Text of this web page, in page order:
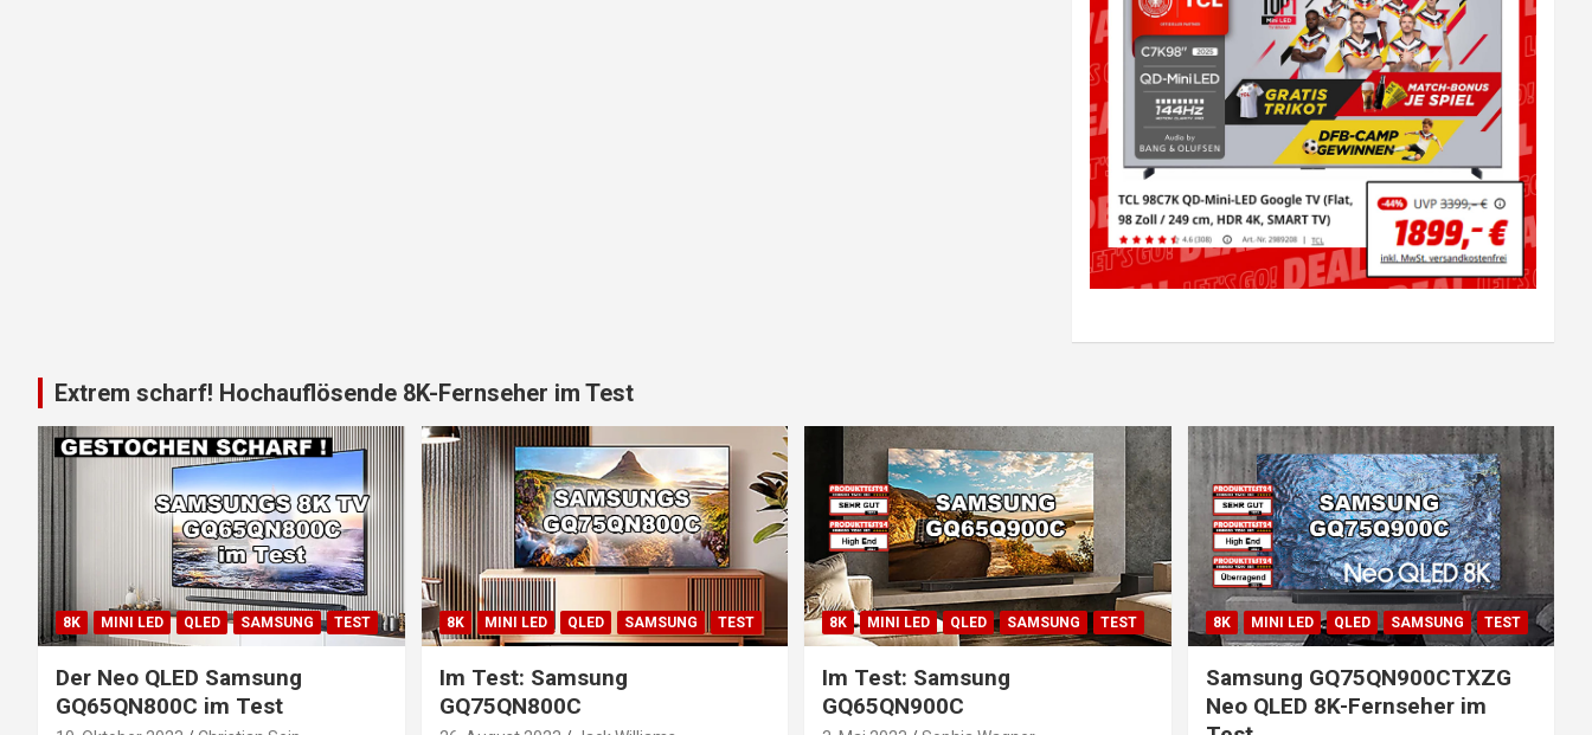
Extrem scharf! Hochauflösende 8K-Fernseher im Test
8K MINI LED QLED SAMSUNG TEST
Der Neo QLED Samsung
GQ65QN800C im Test
8K MINI LED QLED SAMSUNG TEST
Im Test: Samsung
GQ75QN800C
8K MINI LED QLED SAMSUNG TEST
Im Test: Samsung
GQ65QN900C
8K MINI LED QLED SAMSUNG TEST
Samsung GQ75QN900CTXZG
Neo QLED 8K-Fernseher im